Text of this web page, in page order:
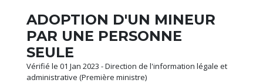
ADOPTION D'UN MINEUR
PAR UNE PERSONNE
SEULE
Vérifié le 01 Jan 2023 - Direction de l'information légale et
administrative (Première ministre)